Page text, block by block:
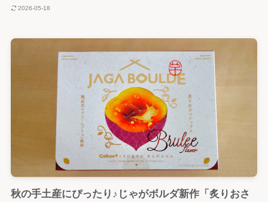
2026-05-18
秋の手土産にぴったり♪じゃがボルダ新作「炙りおさ